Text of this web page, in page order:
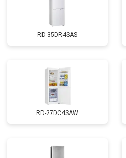
RD-35DR4SAS
RD-27DC4SAW